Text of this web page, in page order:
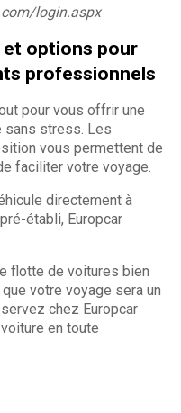
login.aspx
et options pour
professionnels
pour vous offrir une
sans stress. Les
vous permettent de
faciliter votre voyage.
directement à
établi, Europcar
flotte de voitures bien
votre voyage sera un
chez Europcar
en toute